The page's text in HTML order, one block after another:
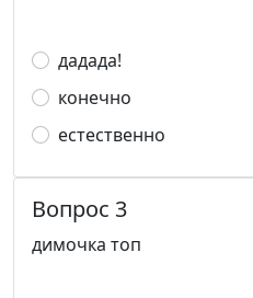
дадада!
конечно
естественно
Вопрос 3
димочка топ